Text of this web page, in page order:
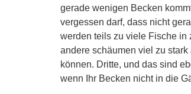
gerade wenigen Becken
vergessen darf, dass nicht
werden teils zu viele Fische in
andere schäumen viel zu
können. Dritte, und das sind
wenn Ihr Becken nicht in die